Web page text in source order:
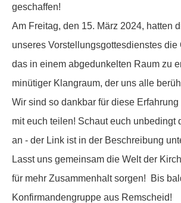
geschaffen!
Am Freitag, den 15. März 2024, hatten
unseres Vorstellungsgottesdienstes die
das in einem abgedunkelten Raum zu
minütiger Klangraum, der uns alle
Wir sind so dankbar für diese
mit euch teilen! Schaut euch unbedingt
an - der Link ist in der Beschreibung
Lasst uns gemeinsam die Welt der
für mehr Zusammenhalt sorgen! Bis
Konfirmandengruppe aus Remscheid!